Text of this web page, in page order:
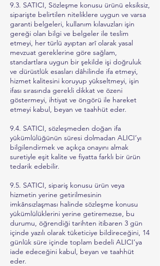
9.3. SATICI, Sözleşme konusu ürünü eksiksiz,
siparişte belirtilen niteliklere uygun ve varsa
garanti belgeleri, kullanım kılavuzları işin
gereği olan bilgi ve belgeler ile teslim
etmeyi, her türlü ayıptan arî olarak yasal
mevzuat gereklerine göre sağlam,
standartlara uygun bir şekilde işi doğruluk
ve dürüstlük esasları dâhilinde ifa etmeyi,
hizmet kalitesini koruyup yükseltmeyi, işin
ifası sırasında gerekli dikkat ve özeni
göstermeyi, ihtiyat ve öngörü ile hareket
etmeyi kabul, beyan ve taahhüt eder.
9.4. SATICI, sözleşmeden doğan ifa
yükümlülüğünün süresi dolmadan ALICI’yı
bilgilendirmek ve açıkça onayını almak
suretiyle eşit kalite ve fiyatta farklı bir ürün
tedarik edebilir.
9.5. SATICI, sipariş konusu ürün veya
hizmetin yerine getirilmesinin
imkânsızlaşması halinde sözleşme konusu
yükümlülüklerini yerine getiremezse, bu
durumu, öğrendiği tarihten itibaren 3 gün
içinde yazılı olarak tüketiciye bildireceğini, 14
günlük süre içinde toplam bedeli ALICI’ya
iade edeceğini kabul, beyan ve taahhüt
eder.